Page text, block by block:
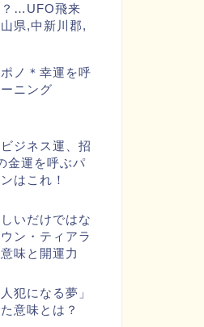
？…UFO飛来
県,中新川郡,
ノ＊幸運を呼
ニング
ジネス運、招
金運を呼ぶパ
はこれ！
いだけではな
ン・ティアラ
味と開運力
犯になる夢」
意味とは？